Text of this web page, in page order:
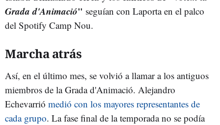
Grada d'Animació" seguían con Laporta en el palco
del Spotify Camp Nou.
Marcha atrás
Así, en el último mes, se volvió a llamar a los antiguos
miembros de la Grada d'Animació. Alejandro
Echevarrió medió con los mayores representantes de
cada grupo. La fase final de la temporada no se podía